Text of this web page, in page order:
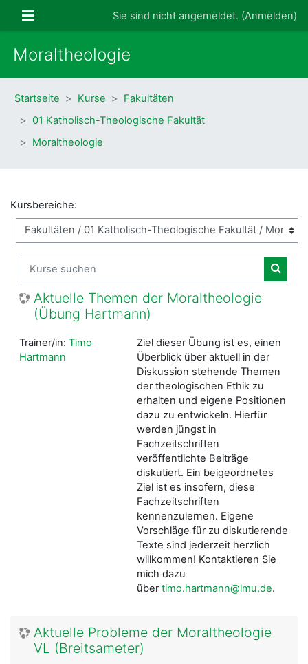
Website-ÜbersichtSie sind nicht angemeldet. (Anmelden)
Moraltheologie
Startseite Kurse
Fakultäten
01 Katholisch-Theologische Fakultät
Moraltheologie
Kursbereiche:
Kurse suchen
Kurse
Aktuelle Themen der Moraltheologie
(Übung Hartmann)
Ziel dieser Übung ist es, einen
Überblick über aktuell in der
Diskussion stehende Themen
der theologischen Ethik zu
erhalten und eigene Positionen
dazu zu entwickeln. Hierfür
werden jüngst in
Fachzeitschriften
veröffentlichte Beiträge
diskutiert. Ein beigeordnetes
Ziel ist es insofern, diese
Fachzeitschriften
kennenzulernen. Eigene
Vorschläge für zu diskutierende
Texte sind jederzeit herzlich
willkommen! Kontaktieren Sie
mich dazu
übertimo.hartmann@lmu.de.
Trainer/in: Timo
Hartmann
Aktuelle Probleme der Moraltheologie
VL (Breitsameter)